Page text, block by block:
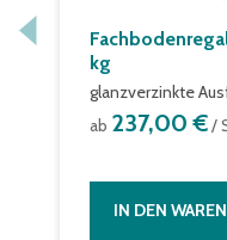
kg
glanzverzinkte
ab 237,00 €/
IN DEN